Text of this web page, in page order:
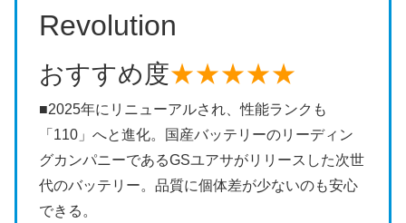
Revolution
おすすめ度★★★★★
■2025年にリニューアルされ、性能ランクも
「110」へと進化。国産バッテリーのリーディン
グカンパニーであるGSユアサがリリースした次世
代のバッテリー。品質に個体差が少ないのも安心
できる。